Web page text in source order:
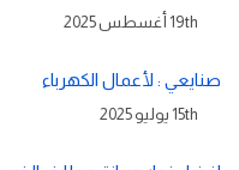
19th أغسطس 2025
صنايعي : لأعمال الكهرباء
15th يوليو 2025